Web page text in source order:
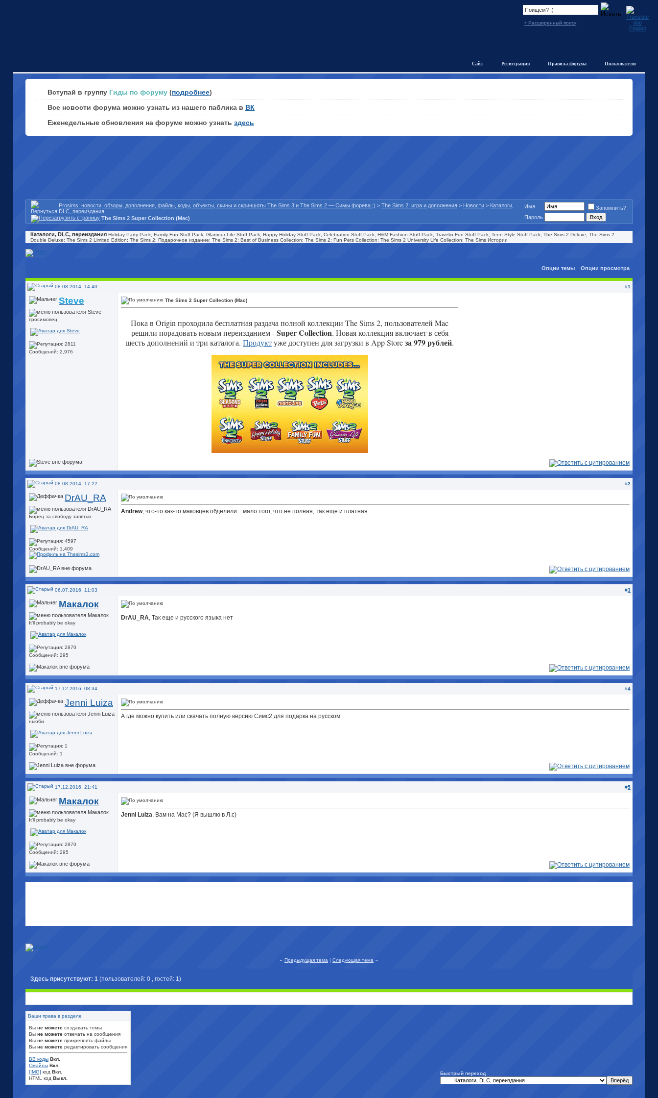
+ Расширенный поиск
Пользователи
Правила форума
Регистрация
Сайт
Вступай в группу Гиды по форуму (подробнее)
Все новости форума можно узнать из нашего паблика в ВК
Еженедельные обновления на форуме можно узнать здесь
Prosims: новости, обзоры, дополнения, файлы, коды, объекты, скины и скриншоты The Sims 3 и The Sims 2 — Симы форева ;) > The Sims 2: игра и дополнения > Новости > Каталоги,
DLC, переиздания
The Sims 2 Super Collection (Mac)
Имя
Запомнить?
Пароль
Каталоги, DLC, переиздания Holiday Party Pack; Family Fun Stuff Pack; Glamour Life Stuff Pack; Happy Holiday Stuff Pack; Celebration Stuff Pack; H&M Fashion Stuff Pack; Travelin Fun Stuff Pack; Teen Style Stuff Pack; The Sims 2 Deluxe; The Sims 2
Double Deluxe; The Sims 2 Limited Edition; The Sims 2: Подарочное издание; The Sims 2: Best of Business Collection; The Sims 2: Fun Pets Collection; The Sims 2 University Life Collection; The Sims Истории
Опции темы Опции просмотра
08.08.2014, 14:40 #1
Steve
просимовец
Сообщений: 2,976
The Sims 2 Super Collection (Mac)
Пока в Origin проходила бесплатная раздача полной коллекции The Sims 2, пользователей Mac
решили порадовать новым переизданием -Super Collection. Новая коллекция включает в себя
шесть дополнений и три каталога. Продуктуже доступен для загрузки в App Storeза 979 рублей.
08.08.2014, 17:22 #2
DrAU_RA
Борец за свободу запятых
Сообщений: 1,409
Andrew, что-то как-то маковцев обделили... мало того, что не полная, так еще и платная...
06.07.2016, 11:03 #3
Макалок
It'll probably be okay
Сообщений: 295
DrAU_RA, Так еще и русского языка нет
17.12.2016, 08:34 #4
Jenni Luiza
ньюби
Сообщений: 1
А где можно купить или скачать полную версию Симс2 для подарка на русском
17.12.2016, 21:41 #5
Макалок
It'll probably be okay
Сообщений: 295
Jenni Luiza, Вам на Mac? (Я вышлю в Л.с)
« Предыдущая тема | Следующая тема »
Здесь присутствуют: 1 (пользователей: 0 , гостей: 1)
Ваши права в разделе
Вы не можете создавать темы
Вы не можете отвечать на сообщения
Вы не можете прикреплять файлы
Вы не можете редактировать сообщения
BB коды Вкл.
Смайлы Вкл.
[IMG] код Вкл.
HTML код Выкл.
Быстрый переход